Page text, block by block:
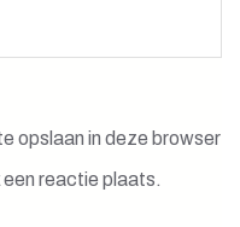
opslaan in deze browser
een reactie plaats.